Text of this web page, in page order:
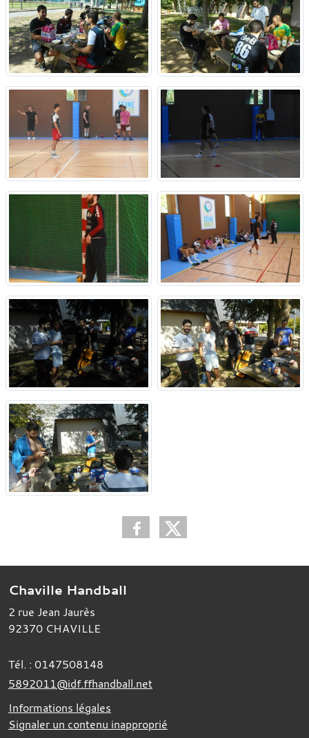
Chaville Handball
2 rue Jean Jaurès
92370 CHAVILLE
Tél. : 0147508148
5892011@idf.ffhandball.net
Informations légales
Signaler un contenu inapproprié